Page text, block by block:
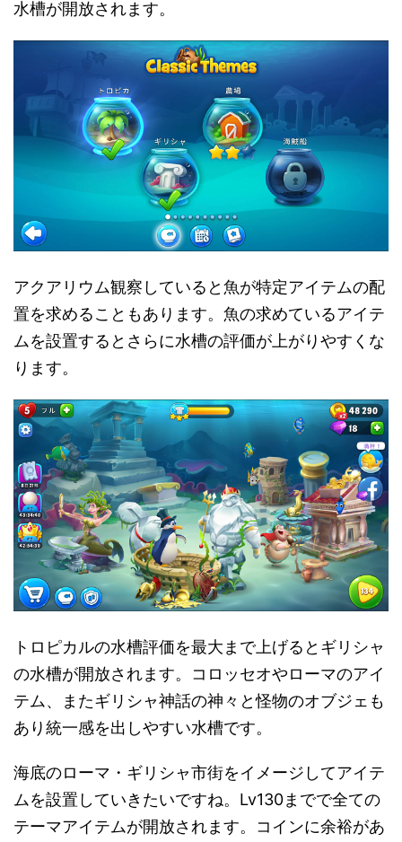
水槽が開放されます。
アクアリウム観察していると魚が特定アイテムの配
置を求めることもあります。魚の求めているアイテ
ムを設置するとさらに水槽の評価が上がりやすくな
ります。
トロピカルの水槽評価を最大まで上げるとギリシャ
の水槽が開放されます。コロッセオやローマのアイ
テム、またギリシャ神話の神々と怪物のオブジェも
あり統一感を出しやすい水槽です。
海底のローマ・ギリシャ市街をイメージしてアイテ
ムを設置していきたいですね。Lv130までで全ての
テーマアイテムが開放されます。コインに余裕があ